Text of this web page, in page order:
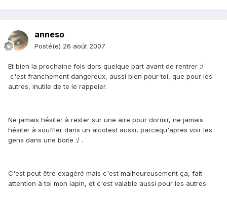
anneso
Posté(e) 26 août 2007
Et bien la prochaine fois dors quelque part avant de rentrer :/
c'est franchement dangereux, aussi bien pour toi, que pour les
autres, inutile de te le rappeler.
Ne jamais hésiter à rester sur une aire pour dormir, ne jamais
hésiter à souffler dans un alcotest aussi, parcequ'apres voir les
gens dans une boite :/ .
C'est peut être exagéré mais c'est malheureusement ça, fait
attention à toi mon lapin, et c'est valable aussi pour les autres.